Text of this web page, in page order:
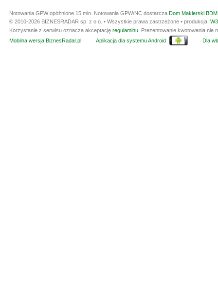
Notowania GPW opóźnione 15 min. Notowania GPW/NC dostarcza Dom Maklerski
© 2010-2026 BIZNESRADAR sp. z o.o. • Wszystkie prawa zastrzeżone • produkcja:
Korzystanie z serwisu oznacza akceptację regulaminu . Prezentowanie kwotowania
Mobilna wersja BiznesRadar.pl
Aplikacja dla systemu Android Dla